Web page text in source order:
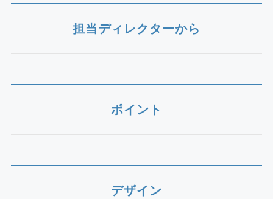
担当ディレクターから
ポイント
デザイン